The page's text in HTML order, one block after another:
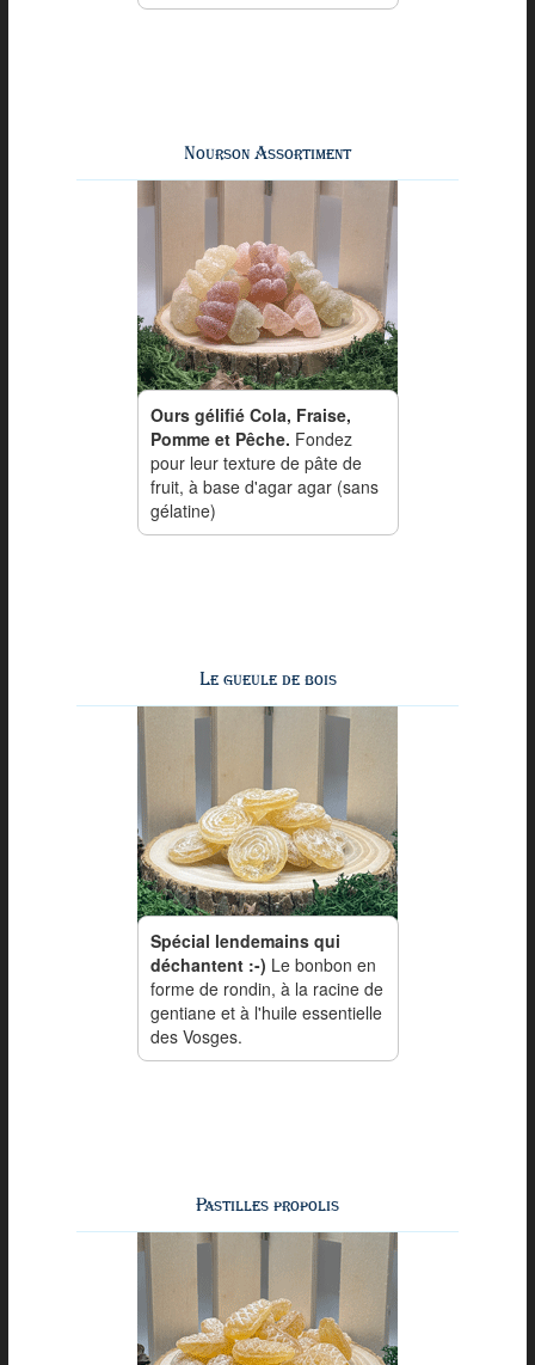
Nourson Assortiment
Ours gélifié Cola, Fraise,
Pomme et Pêche. Fondez
pour leur texture de pâte de
fruit, à base d'agar agar (sans
gélatine)
Le gueule de bois
Spécial lendemains qui
déchantent :-) Le bonbon en
forme de rondin, à la racine de
gentiane et à l'huile essentielle
des Vosges.
Pastilles propolis